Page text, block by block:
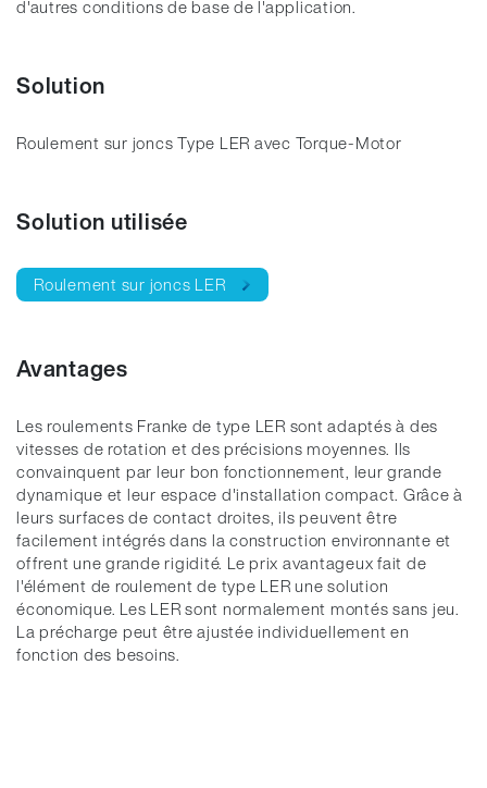
d'autres conditions de base de l'application.
Solution
Roulement sur joncs Type LER avec Torque-Motor
Solution utilisée
Roulement sur joncs LER
Avantages
Les roulements Franke de type LER sont adaptés à des
vitesses de rotation et des précisions moyennes. Ils
convainquent par leur bon fonctionnement, leur grande
dynamique et leur espace d'installation compact. Grâce à
leurs surfaces de contact droites, ils peuvent être
facilement intégrés dans la construction environnante et
offrent une grande rigidité. Le prix avantageux fait de
l'élément de roulement de type LER une solution
économique. Les LER sont normalement montés sans jeu.
La précharge peut être ajustée individuellement en
fonction des besoins.